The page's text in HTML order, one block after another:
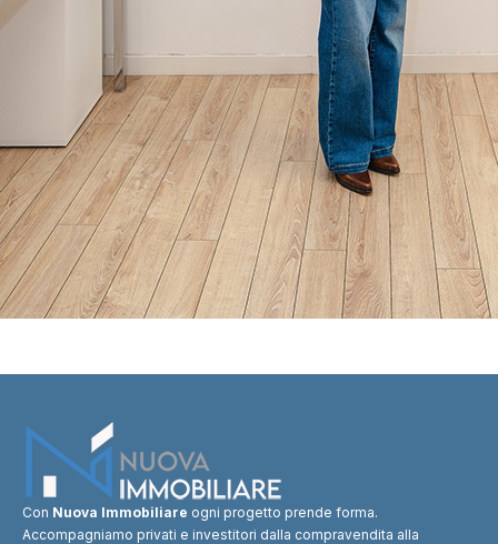
Con Nuova Immobiliare ogni progetto prende forma.
Accompagniamo privati e investitori dalla compravendita alla